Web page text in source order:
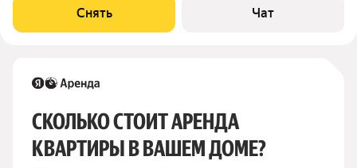
Дом - монолитный, окна выходят на улицу. Есть консьерж. В
подъезде 4 лифта
Снять Чат
СКОЛЬКО СТОИТ АРЕНДА
КВАРТИРЫ В ВАШЕМ ДОМЕ?